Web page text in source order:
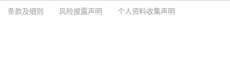
条款及细则
风险披露声明 个人资料收集声明